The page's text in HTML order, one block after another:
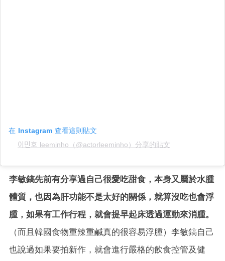
在 Instagram 查看這則貼文
이민호 leeminho（@actorleeminho）分享的貼文
李敏鎬先前有分享過自己很愛吃甜食，本身又屬於水腫
體質，也因為肝功能不是太好的關係，就算沒吃也會浮
腫，如果有工作行程，就會提早起床透過運動來消腫。
（而且韓國食物重辣重鹹真的很容易浮腫）李敏鎬自己
也說過如果要拍新作，就會進行嚴格的飲食控管及健